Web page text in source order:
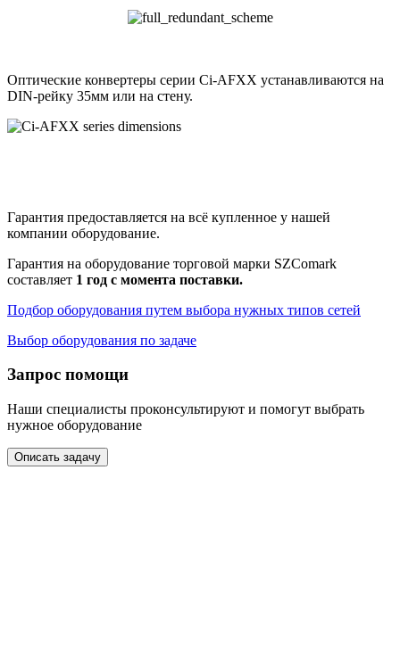
Оптические конвертеры серии Ci-AFXX устанавливаются на
DIN-рейку 35мм или на стену.
Гарантия предоставляется на всё купленное у нашей
компании оборудование.
Гарантия на оборудование торговой марки SZComark
составляет 1 год с момента поставки.
Подбор оборудования путем выбора нужных типов сетей
Выбор оборудования по задаче
Запрос помощи
Наши специалисты проконсультируют и помогут выбрать
нужное оборудование
Описать задачу